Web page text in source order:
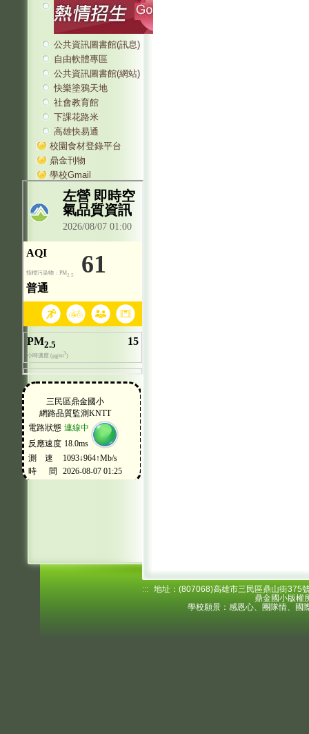
公共資訊圖書館(訊息)
自由軟體專區
公共資訊圖書館(網站)
快樂塗鴉天地
社會教育館
下課花路米
高雄快易通
校園食材登錄平台
鼎金刊物
學校Gmail
::: 地址：(807068)高雄市三民區鼎山街
鼎金國小版權
學校願景：感恩心、團隊情、國